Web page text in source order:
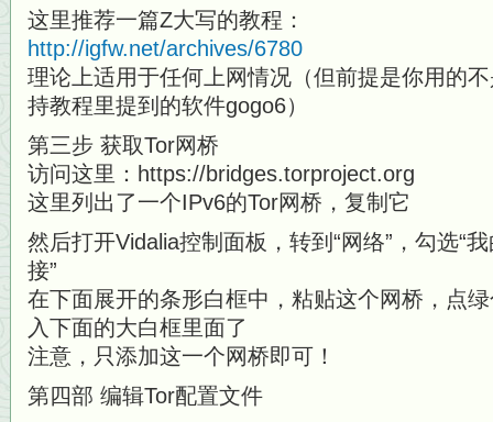
这里推荐一篇Z大写的教程：
http://igfw.net/archives/6780
理论上适用于任何上网情况（但前提是你用的
持教程里提到的软件gogo6）
第三步 获取Tor网桥
访问这里：https://bridges.torproject.org
这里列出了一个IPv6的Tor网桥，复制它
然后打开Vidalia控制面板，转到“网络”，勾选“
接”
在下面展开的条形白框中，粘贴这个网桥，点
入下面的大白框里面了
注意，只添加这一个网桥即可！
第四部 编辑Tor配置文件